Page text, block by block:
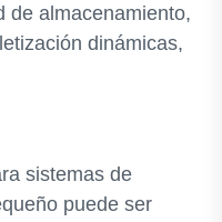
de almacenamiento,
dinámicas,
sistemas de
puede ser